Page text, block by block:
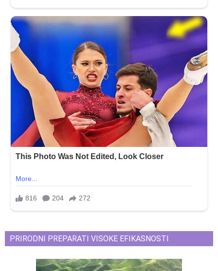
PRIRODNI PREPARATI VISOKE EFIKASNOSTI